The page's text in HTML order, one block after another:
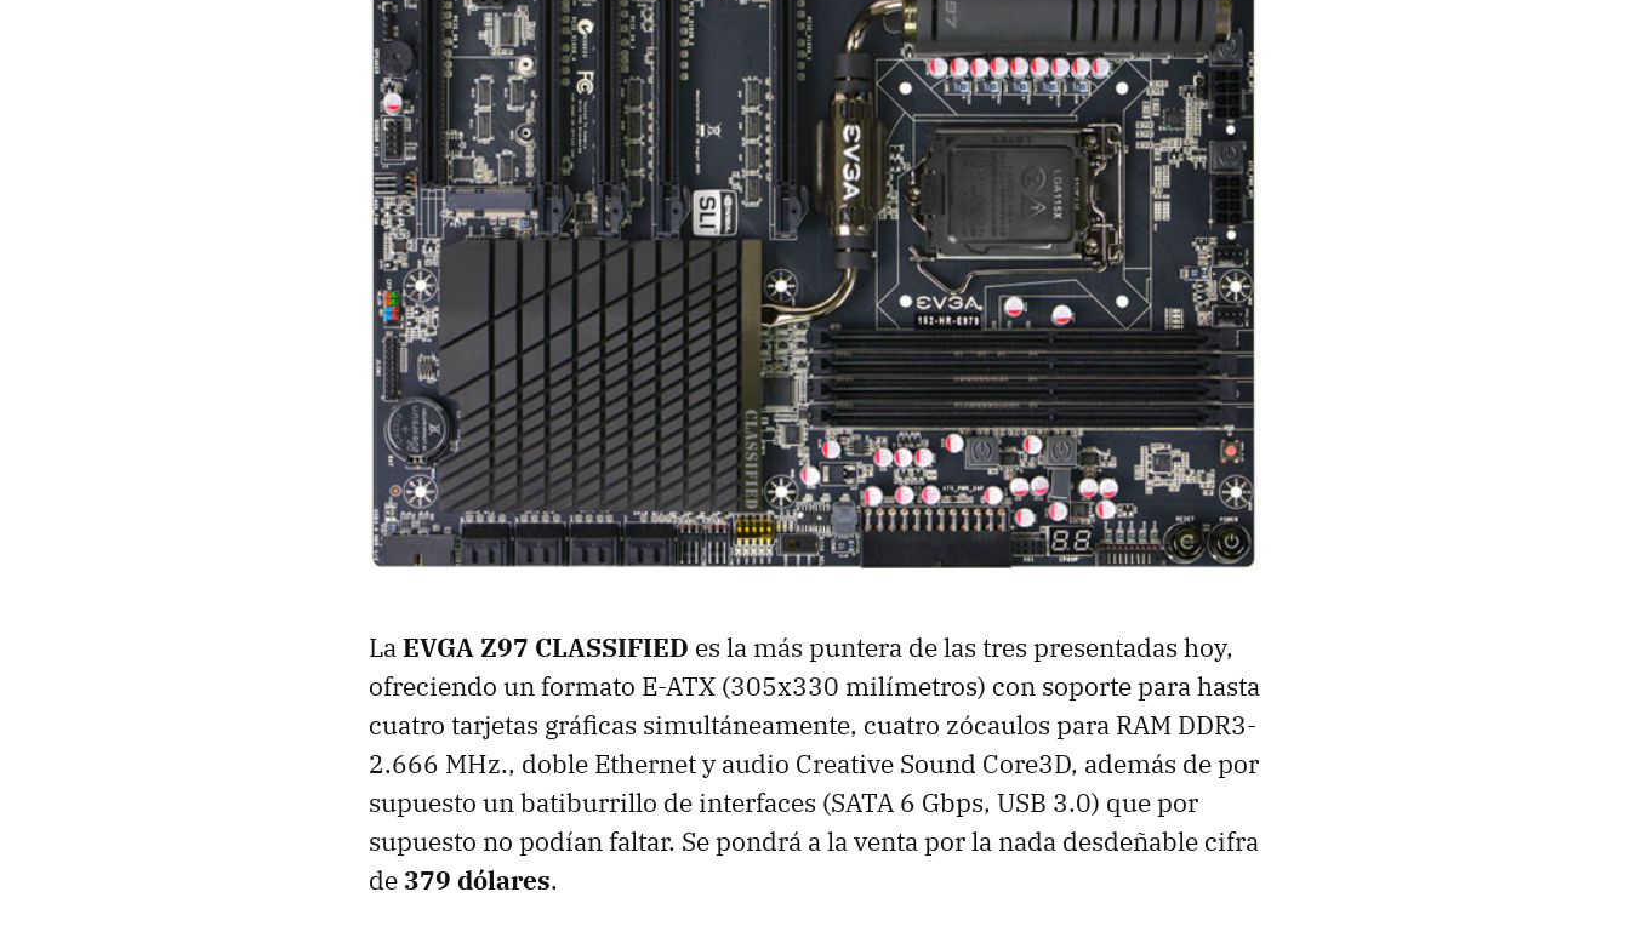
La EVGA Z97 CLASSIFIED es la más puntera de las tres presentadas hoy,
ofreciendo un formato E-ATX (305x330 milímetros) con soporte para hasta
cuatro tarjetas gráficas simultáneamente, cuatro zócaulos para RAM DDR3-
2.666 MHz., doble Ethernet y audio Creative Sound Core3D, además de por
supuesto un batiburrillo de interfaces (SATA 6 Gbps, USB 3.0) que por
supuesto no podían faltar. Se pondrá a la venta por la nada desdeñable cifra
de 379 dólares.